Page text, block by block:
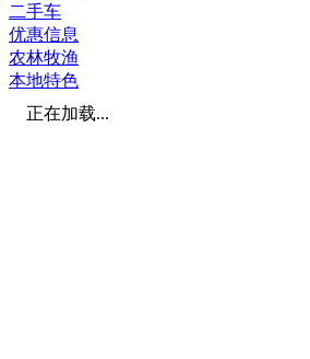
二手车
优惠信息
农林牧渔
本地特色
正在加载...